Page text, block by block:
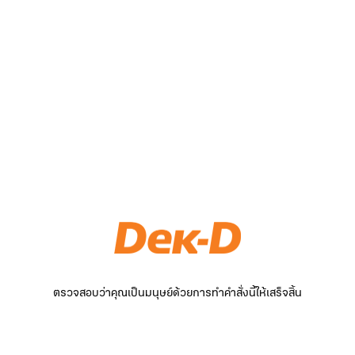
ตรวจสอบว่าคุณเป็นมนุษย์ด้วยการทำคำสั่งนี้ให้เสร็จสิ้น